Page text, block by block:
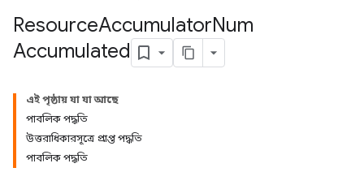
ResourceAccumulatorNum
Accumulated
এই পৃষ্ঠায় যা যা আছে
পাবলিক পদ্ধতি
উত্তরাধিকারসূত্রে প্রাপ্ত পদ্ধতি
পাবলিক পদ্ধতি